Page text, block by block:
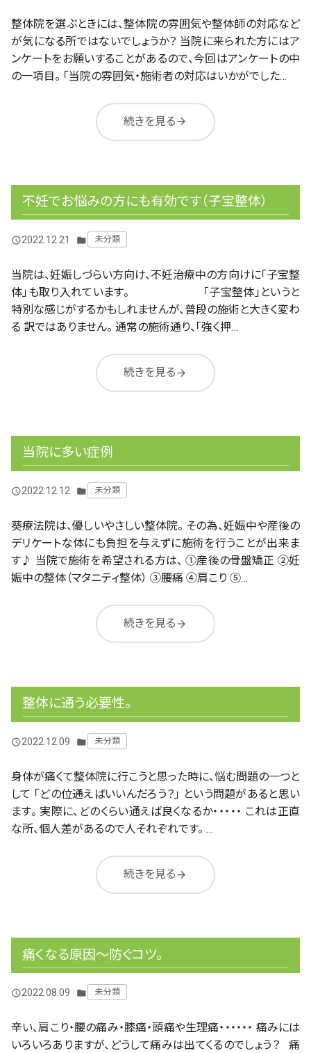
整体院を選ぶときには、整体院の雰囲気や整体師の対応など
が気になる所ではないでしょうか？ 当院に来られた方にはア
ンケートをお願いすることがあるので、今回はアンケートの中
の一項目。 「当院の雰囲気・施術者の対応はいかがでした…
続きを見るarrow_forward
不妊でお悩みの方にも有効です（子宝整体）
query_builder2022.12.21 folder 未分類
当院は、妊娠しづらい方向け、不妊治療中の方向けに「子宝整
体」も取り入れています。 「子宝整体」というと
特別な感じがするかもしれませんが、普段の施術と大きく変わ
る 訳ではありません。 通常の施術通り、「強く押…
続きを見るarrow_forward
当院に多い症例
query_builder2022.12.12 folder 未分類
葵療法院は、優しいやさしい整体院。 その為、妊娠中や産後の
デリケートな体にも負担を与えずに施術を行うことが出来ま
す♪ 当院で施術を希望される方は、 ①産後の骨盤矯正 ②妊
娠中の整体（マタニティ整体） ③腰痛 ④肩こり ⑤…
続きを見るarrow_forward
整体に通う必要性。
query_builder2022.12.09 folder 未分類
身体が痛くて整体院に行こうと思った時に、悩む問題の一つと
して 「どの位通えばいいんだろう？」 という問題があると思い
ます。 実際に、どのくらい通えば良くなるか・・・・・ これは正直
な所、個人差があるので人それぞれです。 …
続きを見るarrow_forward
痛くなる原因～防ぐコツ。
query_builder2022.08.09 folder 未分類
辛い、肩こり・腰の痛み・膝痛・頭痛や生理痛・・・・・・ 痛みには
いろいろありますが、どうして痛みは出てくるのでしょう？ 痛